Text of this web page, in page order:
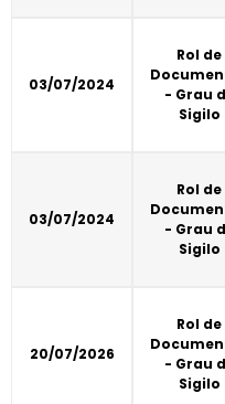
03/07/2024
Rol de
- Grau
Sigilo
03/07/2024
Rol de
- Grau
Sigilo
20/07/2026
Rol de
- Grau
Sigilo